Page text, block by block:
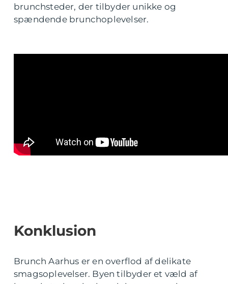
brunchsteder, der tilbyder unikke og
spændende brunchoplevelser.
Konklusion
Brunch Aarhus er en overflod af delikate
smagsoplevelser. Byen tilbyder et væld af